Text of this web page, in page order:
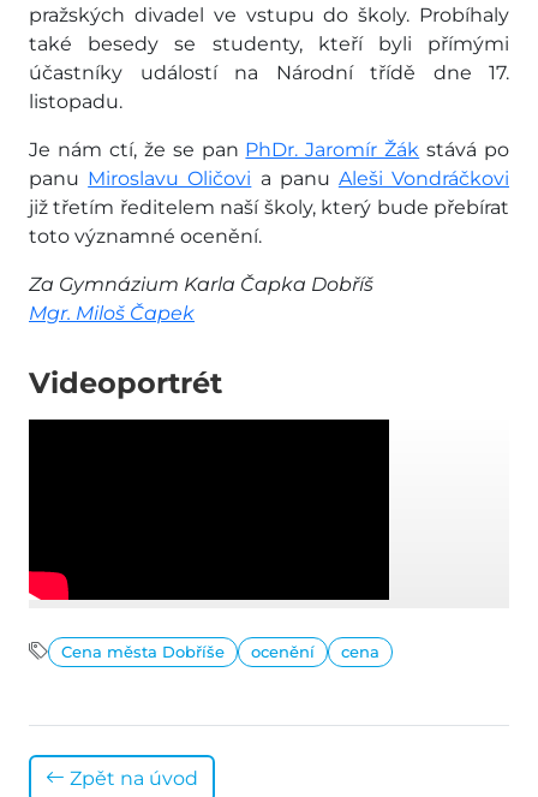
pražských divadel ve vstupu do školy. Probíhaly
také besedy se studenty, kteří byli přímými
účastníky událostí na Národní třídě dne 17.
listopadu.
Je nám ctí, že se pan PhDr. Jaromír Žák stává po
panu Miroslavu Oličovi a panu Aleši Vondráčkovi
již třetím ředitelem naší školy, který bude přebírat
toto významné ocenění.
Za Gymnázium Karla Čapka Dobříš
Mgr. Miloš Čapek
Videoportrét
Cena města Dobříše ocenění cena
Zpět na úvod